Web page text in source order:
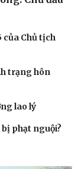
của Chủ tịch
trạng hôn
lao lý
phạt nguội?